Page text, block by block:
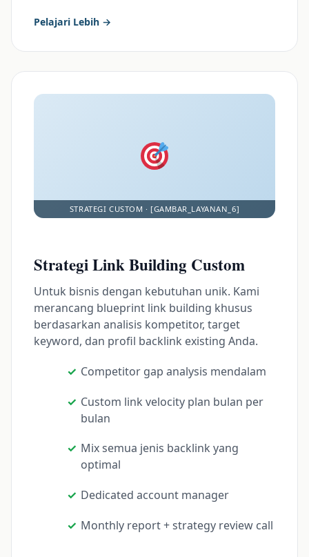
Pelajari Lebih →
Strategi Link Building Custom
Untuk bisnis dengan kebutuhan unik. Kami
merancang blueprint link building khusus
berdasarkan analisis kompetitor, target
keyword, dan profil backlink existing Anda.
Competitor gap analysis mendalam
Custom link velocity plan bulan per
bulan
Mix semua jenis backlink yang
optimal
Dedicated account manager
Monthly report + strategy review call